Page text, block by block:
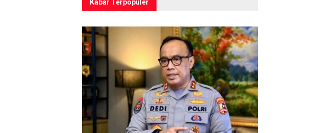
Kabar Terpopuler